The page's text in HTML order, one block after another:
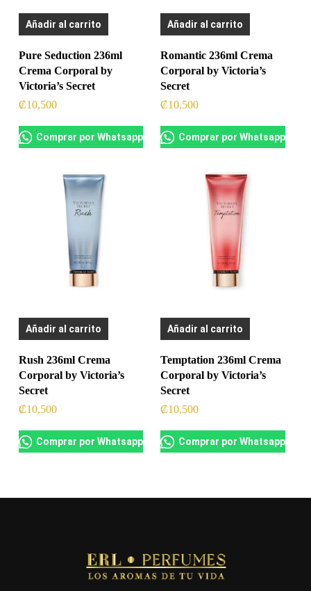
Añadir al carrito
Pure Seduction 236ml
Crema Corporal by
Victoria’s Secret
₡10,500
Comprar por Whatsapp
Añadir al carrito
Romantic 236ml Crema
Corporal by Victoria’s
Secret
₡10,500
Comprar por Whatsapp
Añadir al carrito
Rush 236ml Crema
Corporal by Victoria’s
Secret
₡10,500
Comprar por Whatsapp
Añadir al carrito
Temptation 236ml Crema
Corporal by Victoria’s
Secret
₡10,500
Comprar por Whatsapp